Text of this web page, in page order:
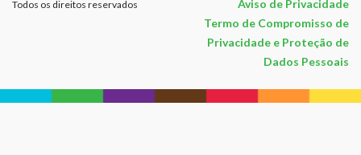
Todos os direitos reservados
Aviso de Privacidade
Termo de Compromisso de
Privacidade e Proteção de
Dados Pessoais